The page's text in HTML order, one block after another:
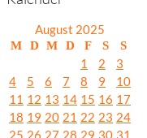
August 2025
M D M D F S S
1 2
3
4
5 6 7 8 9
10
11 12 13 14 15 16 17
18 19 20 21 22 23 24
25 26 27 28 29 30 31